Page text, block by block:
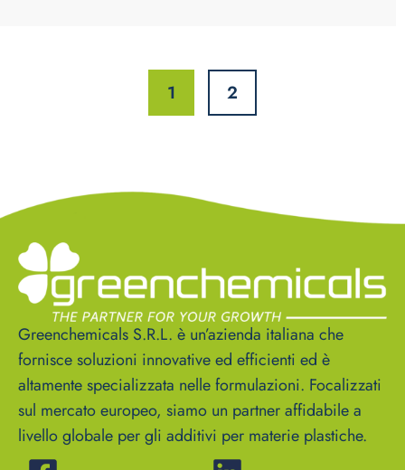
1 2
Greenchemicals S.R.L. è un’azienda italiana che
fornisce soluzioni innovative ed efficienti ed è
altamente specializzata nelle formulazioni. Focalizzati
sul mercato europeo, siamo un partner affidabile a
livello globale per gli additivi per materie plastiche.